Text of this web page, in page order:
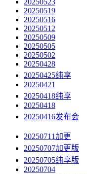
20250519
20250516
20250512
20250509
20250505
20250502
20250428
20250425纯享
20250421
20250418纯享
20250418
20250416发布会
20250711加更
20250707加更版
20250705纯享版
20250704